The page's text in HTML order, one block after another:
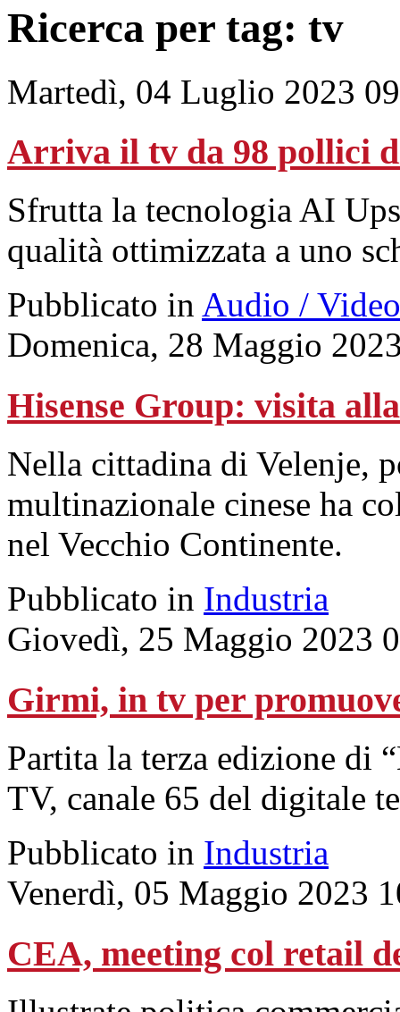
Ricerca per tag: tv
Martedì, 04 Luglio 2023
Arriva il tv da 98 pollici
Sfrutta la tecnologia AI
qualità ottimizzata a uno
Pubblicato in Audio / Video
Domenica, 28 Maggio
Hisense Group: visita
Nella cittadina di Velenje,
multinazionale cinese ha
nel Vecchio Continente.
Pubblicato in Industria
Giovedì, 25 Maggio 2023
Girmi, in tv per
Partita la terza edizione di
TV, canale 65 del digitale
Pubblicato in Industria
Venerdì, 05 Maggio 2023
CEA, meeting col retail